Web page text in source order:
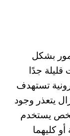
بشكل
جدًا
تستهدف
يتعذر وجود
شخص يستخدم
كليهما